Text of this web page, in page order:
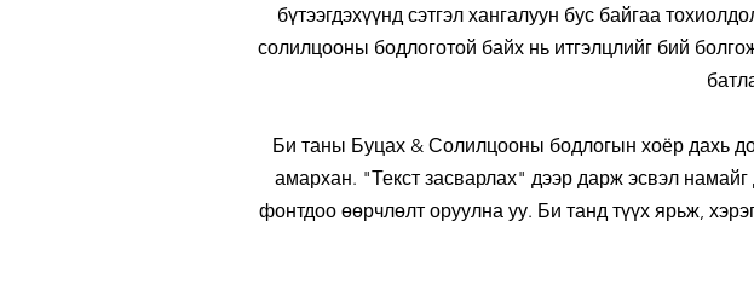
бүтээгдэхүүнд сэтгэл хангалуун бус байгаа
солилцооны бодлоготой байх нь итгэлцлийг бий
Би таны Буцах & Солилцооны бодлогын хоёр дахь
амархан. "Текст засварлах" дээр дарж эсвэл
фонтдоо өөрчлөлт оруулна уу. Би танд түүх ярьж,